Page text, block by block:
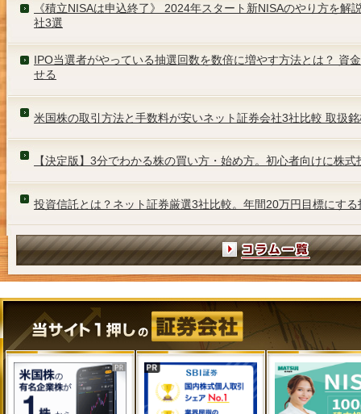
《積立NISAは申込終了》 2024年スタート新NISAのやり方を解
社3選
IPO当選者がやっている抽選回数を数倍に増やす方法とは？ 資
せる
米国株の取引方法と手数料が安いネット証券会社3社比較 取扱
【決定版】3分でわかる株の買い方・始め方。初心者向けに株
投資信託とは？ネット証券厳選3社比較。年間20万円目標にす